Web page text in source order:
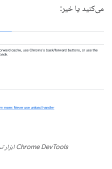
می‌کنید یا خیر:
Chrome DevTools ابزار تست حافظه پنهان به عقب/جلو.